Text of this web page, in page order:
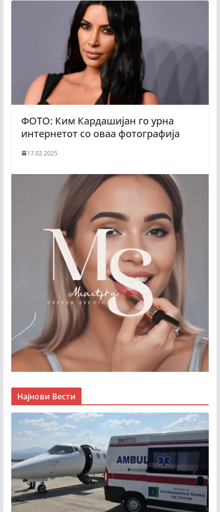
ФОТО: Ким Кардашијан го урна
интернетот со оваа фотографија
17.02.2025
Најнови Вести